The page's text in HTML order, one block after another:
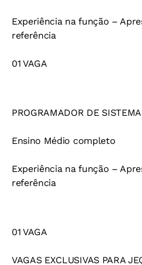
Experiência na função –
referência
01 VAGA
PROGRAMADOR DE
Ensino Médio completo
Experiência na função –
referência
01 VAGA
VAGAS EXCLUSIVAS PARA